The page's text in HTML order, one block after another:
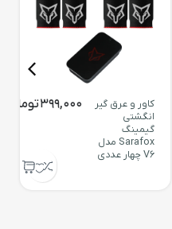
کاور و عرق گیر
انگشتی
گیمینگ
Sarafox مدل
V6 چهار عددی
399,000تومان